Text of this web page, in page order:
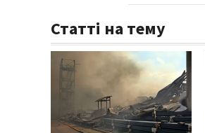
Статті на тему